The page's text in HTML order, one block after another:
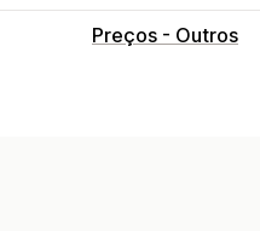
Preços - Outros